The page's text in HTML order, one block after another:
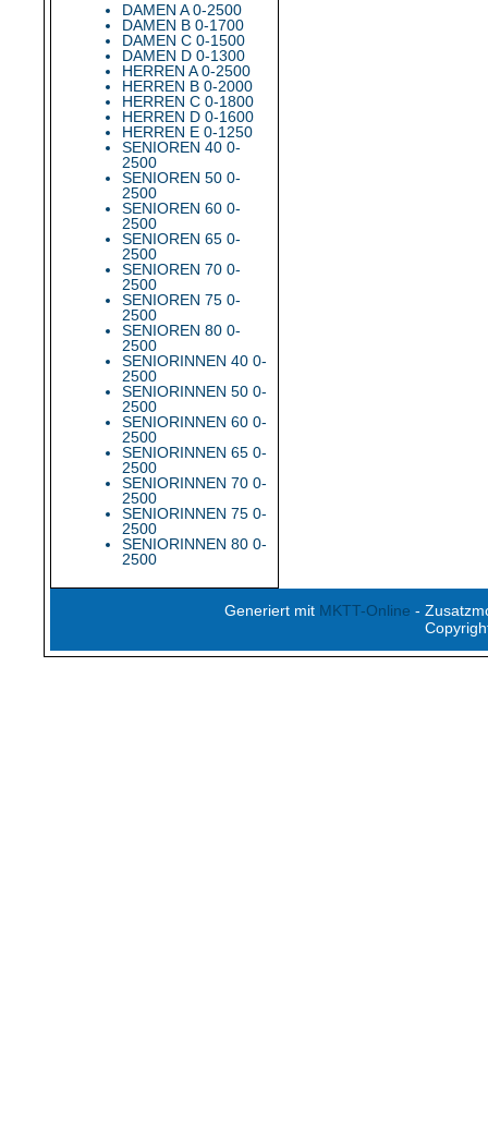
DAMEN A 0-2500
DAMEN B 0-1700
DAMEN C 0-1500
DAMEN D 0-1300
HERREN A 0-2500
HERREN B 0-2000
HERREN C 0-1800
HERREN D 0-1600
HERREN E 0-1250
SENIOREN 40 0-
2500
SENIOREN 50 0-
2500
SENIOREN 60 0-
2500
SENIOREN 65 0-
2500
SENIOREN 70 0-
2500
SENIOREN 75 0-
2500
SENIOREN 80 0-
2500
SENIORINNEN 40 0-
2500
SENIORINNEN 50 0-
2500
SENIORINNEN 60 0-
2500
SENIORINNEN 65 0-
2500
SENIORINNEN 70 0-
2500
SENIORINNEN 75 0-
2500
SENIORINNEN 80 0-
2500
Generiert mit MKTT-Online -